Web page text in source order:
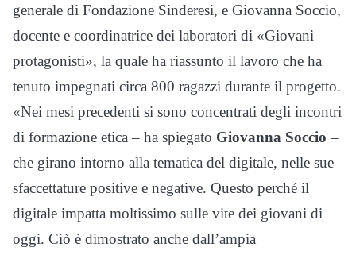
generale di Fondazione Sinderesi, e Giovanna Soccio,
docente e coordinatrice dei laboratori di «Giovani
protagonisti», la quale ha riassunto il lavoro che ha
tenuto impegnati circa 800 ragazzi durante il progetto.
«Nei mesi precedenti si sono concentrati degli incontri
di formazione etica – ha spiegato Giovanna Soccio –
che girano intorno alla tematica del digitale, nelle sue
sfaccettature positive e negative. Questo perché il
digitale impatta moltissimo sulle vite dei giovani di
oggi. Ciò è dimostrato anche dall’ampia